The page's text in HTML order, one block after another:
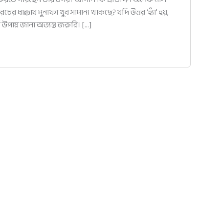
ধাক্কায় মুনাফা খুব সামান্য থাকছে? যদি উত্তর ‘হ্যাঁ’ হয়,
জানা অত্যন্ত জরুরি। […]